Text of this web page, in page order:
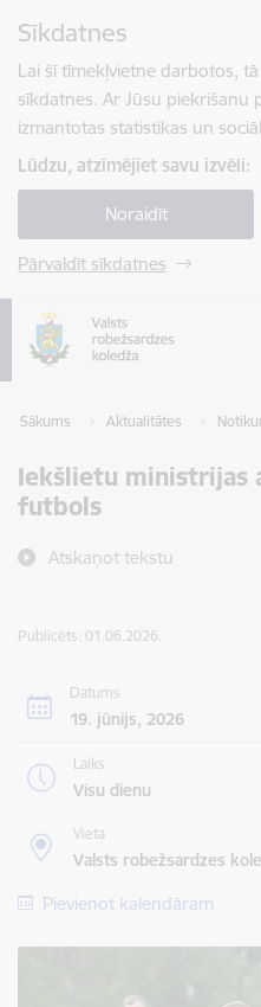
Sīkdatnes
Lai šī tīmekļvietne darbotos,
sīkdatnes. Ar Jūsu piekrišanu
izmantotas statistikas un
Lūdzu, atzīmējiet savu izvēli:
Noraidīt
Pārvaldīt sīkdatnes
Sākums Aktualitātes
Iekšlietu ministrijas
futbols
Atskaņot tekstu
Publicēts: 01.06.2026.
Datums
19. jūnijs, 2026
Laiks
Visu dienu
Vieta
Valsts robežsardzes
Pievienot kalendāram